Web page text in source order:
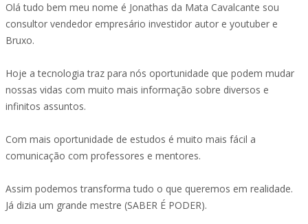
Olá tudo bem meu nome é Jonathas da Mata Cavalcante sou
consultor vendedor empresário investidor autor e youtuber e
Bruxo.
Hoje a tecnologia traz para nós oportunidade que podem mudar
nossas vidas com muito mais informação sobre diversos e
infinitos assuntos.
Com mais oportunidade de estudos é muito mais fácil a
comunicação com professores e mentores.
Assim podemos transforma tudo o que queremos em realidade.
Já dizia um grande mestre (SABER É PODER).